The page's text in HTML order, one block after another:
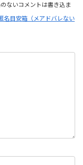
ないコメントは書き込ま
名目安箱（メアドバレない